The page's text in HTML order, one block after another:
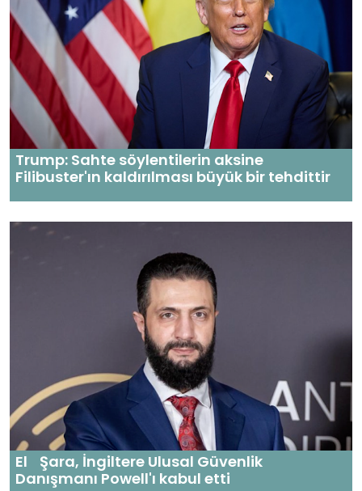
Trump: Sahte söylentilerin aksine
Filibuster'ın kaldırılması büyük bir tehdittir
El Şara, İngiltere Ulusal Güvenlik
Danışmanı Powell'ı kabul etti